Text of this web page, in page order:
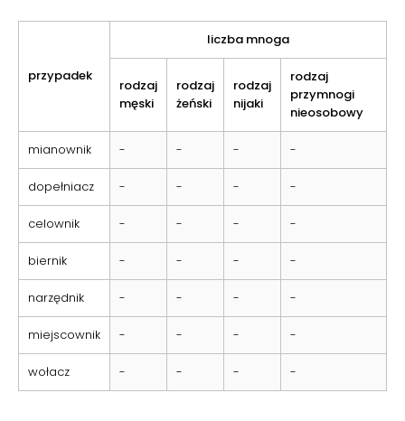
przypadek
liczba mnoga
rodzaj
męski
rodzaj
żeński
rodzaj
nijaki
rodzaj
przymnogi
nieosobowy
mianownik - - - -
dopełniacz - - - -
celownik - - - -
biernik - - - -
narzędnik - - - -
miejscownik - - - -
wołacz - - - -